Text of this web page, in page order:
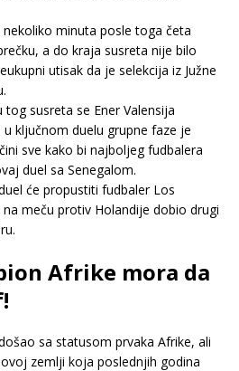
minuta posle toga četa
a do kraja susreta nije bilo
utisak da je selekcija iz Južne
susreta se Ener Valensija
ključnom duelu grupne faze je
sve kako bi najboljeg fudbalera
duel sa Senegalom.
će propustiti fudbaler Los
meču protiv Holandije dobio drugi
Afrike mora da
sa statusom prvaka Afrike, ali
zemlji koja poslednjih godina